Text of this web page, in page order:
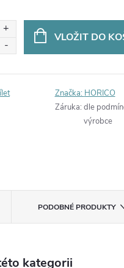
VLOŽIT DO
Značka: HORICO
Záruka: dle
výrobce
PODOBNÉ PRODUKTY
kategorii